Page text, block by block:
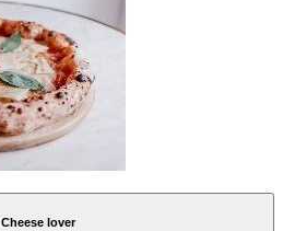
Cheese lover